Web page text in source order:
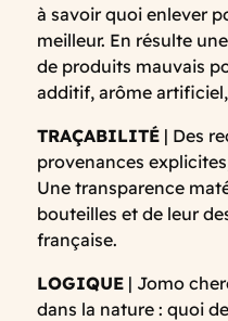
à savoir quoi enlever
meilleur. En résulte
de produits mauvais
additif, arôme
TRAÇABILITÉ | Des
provenances
Une transparence
bouteilles et de leur
française.
LOGIQUE | Jomo
dans la nature : quoi